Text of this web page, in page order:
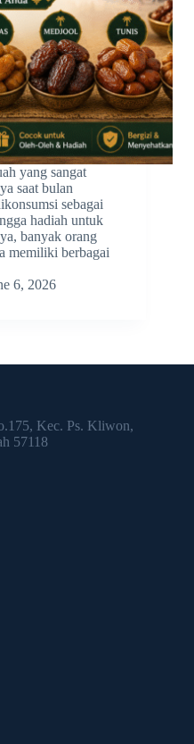
yang sangat
saat bulan
sebagai
hadiah untuk
banyak orang
memiliki berbagai
6, 2026
Kec. Ps. Kliwon,
57118